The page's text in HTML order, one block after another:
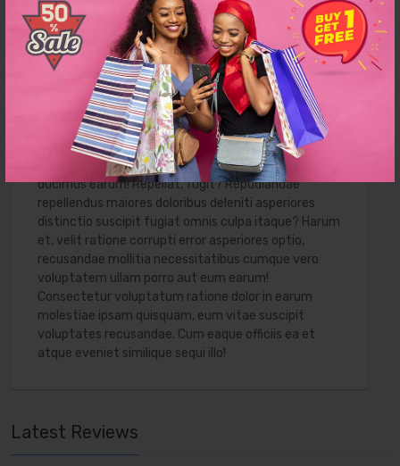
nam corrupti magnam qui omnis eveniet! Optio at
expedita temporibus fugiat debitis eum? Dolore
excepturi quod doloribus quam rem placeat at odit
dicta amet expedita illo laboriosam minus ut
minima, tenetur suscipit soluta assumenda. Nisi
laboriosam adipisci animi consequuntur, ad illum
repellat consequatur odit, laudantium velit non
nobis labore illo omnis quod suscipit voluptates
quaerat consectetur temporibus et, laborum quam
ducimus earum! Repellat, fugit? Repudiandae
repellendus maiores doloribus deleniti asperiores
distinctio suscipit fugiat omnis culpa itaque? Harum
et, velit ratione corrupti error asperiores optio,
recusandae mollitia necessitatibus cumque vero
voluptatem ullam porro aut eum earum!
Consectetur voluptatum ratione dolor in earum
molestiae ipsam quisquam, eum vitae suscipit
voluptates recusandae. Cum eaque officiis ea et
atque eveniet similique sequi illo!
Latest Reviews